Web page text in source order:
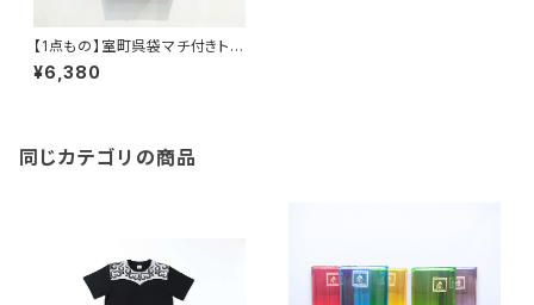
【1点もの】室町呉袋マチ付きトー
トバッグ 小サイズ
¥6,380
同じカテゴリの商品